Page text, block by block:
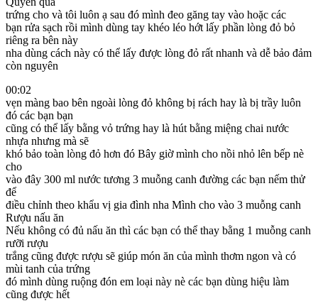
trứng cho và tôi luôn ạ sau đó mình đeo găng tay vào hoặc các
bạn rửa sạch rồi mình dùng tay khéo léo hớt lấy phần lòng đỏ bỏ
riêng ra bên này
nha dùng cách này có thể lấy được lòng đỏ rất nhanh và dễ bảo đảm
còn nguyên
00:02
vẹn màng bao bên ngoài lòng đỏ không bị rách hay là bị trầy luôn
đó các bạn bạn
cũng có thể lấy bằng vỏ trứng hay là hút bằng miệng chai nước
nhựa nhưng mà sẽ
khó bảo toàn lòng đỏ hơn đó Bây giờ mình cho nồi nhỏ lên bếp nè
cho
vào đây 300 ml nước tương 3 muỗng canh đường các bạn nếm thử
để
điều chỉnh theo khẩu vị gia đình nha Mình cho vào 3 muỗng canh
Rượu nấu ăn
Nếu không có đủ nấu ăn thì các bạn có thể thay bằng 1 muỗng canh
rưỡi rượu
trắng cũng được rượu sẽ giúp món ăn của mình thơm ngon và có
mùi tanh của trứng
đó mình dùng ruộng đón em loại này nè các bạn dùng hiệu làm
cũng được hết